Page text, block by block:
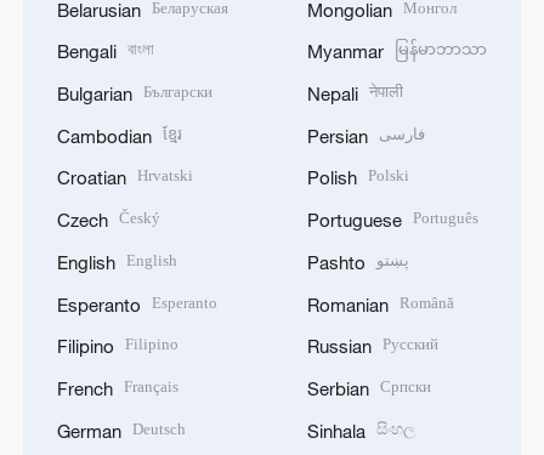
Belarusian Беларуская
Bengali বাংলা
Bulgarian Български
Cambodian ខ្មែរ
Croatian Hrvatski
Czech Český
English English
Esperanto Esperanto
Filipino Filipino
French Français
German Deutsch
Mongolian Монгол
Myanmar မြန်မာဘာသာ
Nepali नेपाली
Persian فارسی
Polish Polski
Portuguese Português
Pashto پښتو
Romanian Română
Russian Русский
Serbian Српски
Sinhala සිංහල